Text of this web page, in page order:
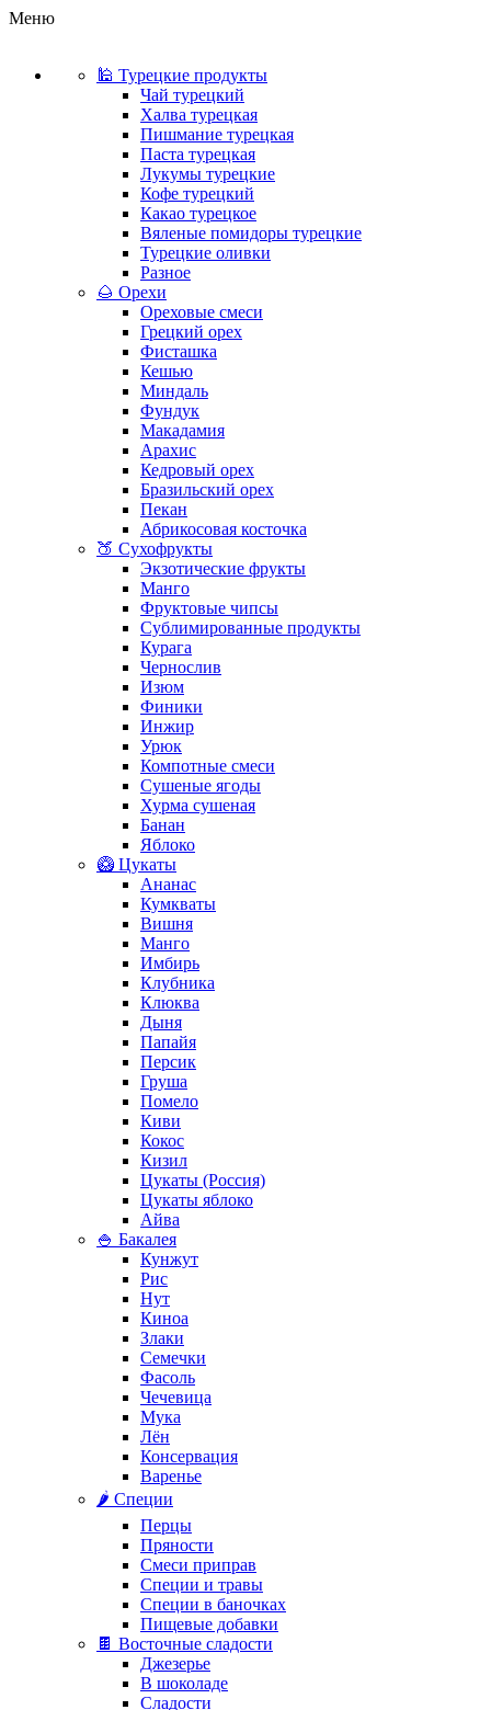
Меню
🕌 Турецкие продукты
Чай турецкий
Халва турецкая
Пишмание турецкая
Паста турецкая
Лукумы турецкие
Кофе турецкий
Какао турецкое
Вяленые помидоры турецкие
Турецкие оливки
Разное
🌰 Орехи
Ореховые смеси
Грецкий орех
Фисташка
Кешью
Миндаль
Фундук
Макадамия
Арахис
Кедровый орех
Бразильский орех
Пекан
Абрикосовая косточка
🍑 Сухофрукты
Экзотические фрукты
Манго
Фруктовые чипсы
Сублимированные продукты
Курага
Чернослив
Изюм
Финики
Инжир
Урюк
Компотные смеси
Сушеные ягоды
Хурма сушеная
Банан
Яблоко
🥝 Цукаты
Ананас
Кумкваты
Вишня
Манго
Имбирь
Клубника
Клюква
Дыня
Папайя
Персик
Груша
Помело
Киви
Кокос
Кизил
Цукаты (Россия)
Цукаты яблоко
Айва
🍚 Бакалея
Кунжут
Рис
Нут
Киноа
Злаки
Семечки
Фасоль
Чечевица
Мука
Лён
Консервация
Варенье
🌶️ Специи
Перцы
Пряности
Смеси приправ
Специи и травы
Специи в баночках
Пищевые добавки
🍫 Восточные сладости
Джезерье
В шоколаде
Сладости